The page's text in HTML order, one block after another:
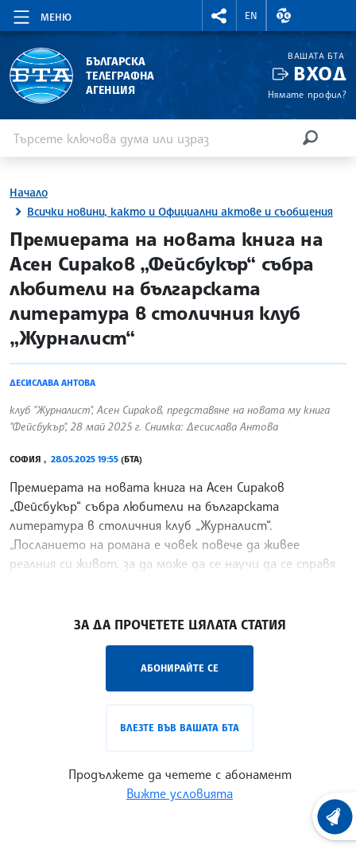
МЕНЮ
RIGHTMENU.SOCIAL
EN
ВАЛУТНИ
БЪЛГАРСКА
ТЕЛЕГРАФНА
АГЕНЦИЯ
ВАШАТА БТА
ВХОД
Нямате профил?
Начало
Всички новини, както и Официални актове и съобщения
site.bta
Премиерата на новата книга на
Асен Сираков „Фейсбукър“ събра
любители на българската
литература в столичния клуб
„Журналист“
ДЕСИСЛАВА АНТОВА
клуб "Журналист", Асен Сираков, представяне на новата му книга
"Фейсбукър", 28 май 2025 г. Снимка: Десислава Антова
СОФИЯ , 28.05.2025 19:55 (БТА)
Премиерата на новата книга на Асен Сираков
„Фейсбукър“ събра любители на българската
литература в столичния клуб „Журналист“.
„Посланието на романа е човек повече да живее
реалния си живот, за да може да се научи да се справя
ЗА ДА ПРОЧЕТЕТЕ ЦЯЛАТА СТАТИЯ
АБОНИРАЙТЕ СЕ
ВЛЕЗТЕ ВЪВ ВАШАТА БТА
Продължете да четете с абонамент
Вижте условията